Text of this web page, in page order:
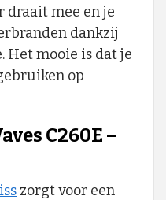
draait mee en je
dankzij
Het mooie is dat je
op
C260E –
zorgt voor een